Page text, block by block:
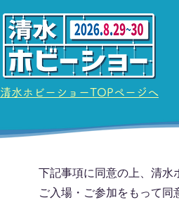
清水ホビーショーTOPページへ
下記事項に同意の上、清
ご入場・ご参加をもって同